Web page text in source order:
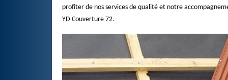
profiter de nos services de qualité et notre
YD Couverture 72.